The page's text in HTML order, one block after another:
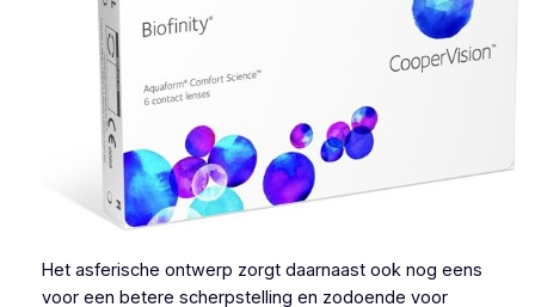
Het asferische ontwerp zorgt daarnaast ook nog eens
voor een betere scherpstelling en zodoende voor